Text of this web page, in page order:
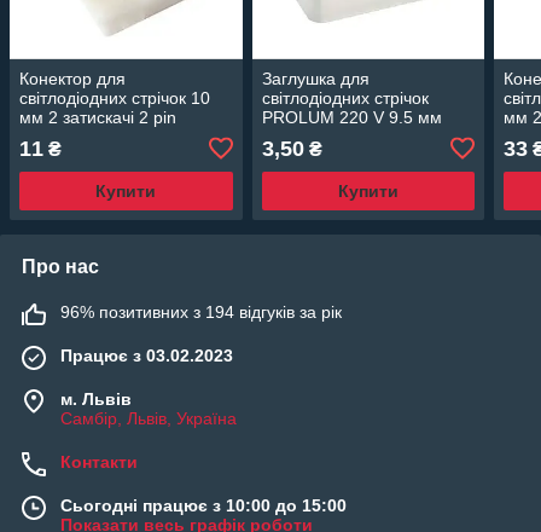
Конектор для
світлодіодних стрічок 10
мм 2 затискачі 2 pin
11 ₴
Купити
Заглушка для
світлодіодних стрічок
PROLUM 220 V 9.5 мм
3,50₴
Купити
мм 2
33
Про нас
96% позитивних з 194 відгуків за рік
Працює з 03.02.2023
м. Львів
Самбір, Львів, Україна
Контакти
Сьогодні працює з 10:00 до 15:00
Показати весь графік роботи